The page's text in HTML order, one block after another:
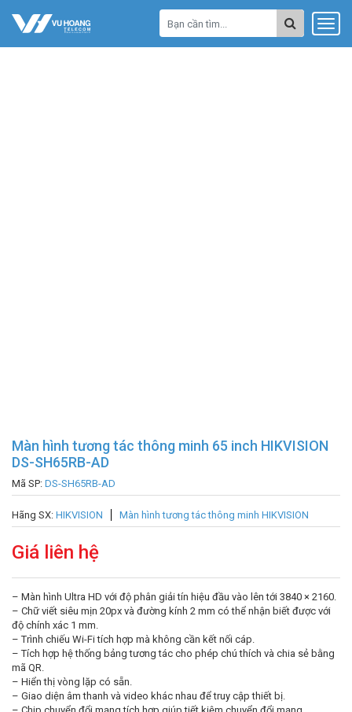
Màn hình tương tác thông minh 65 inch HIKVISION
DS-SH65RB-AD
Mã SP: DS-SH65RB-AD
Hãng SX: HIKVISION Màn hình tương tác thông minh HIKVISION
Giá liên hệ
– Màn hình Ultra HD với độ phân giải tín hiệu đầu vào lên tới 3840 × 2160.
– Chữ viết siêu mịn 20px và đường kính 2 mm có thể nhận biết được với
độ chính xác 1 mm.
– Trình chiếu Wi-Fi tích hợp mà không cần kết nối cáp.
– Tích hợp hệ thống bảng tương tác cho phép chú thích và chia sẻ bằng
mã QR.
– Hiển thị vòng lặp có sẵn.
– Giao diện âm thanh và video khác nhau để truy cập thiết bị.